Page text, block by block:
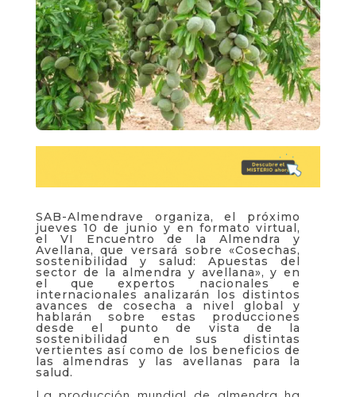
SAB-Almendrave organiza, el próximo
jueves 10 de junio y en formato virtual,
el VI Encuentro de la Almendra y
Avellana, que versará sobre «Cosechas,
sostenibilidad y salud: Apuestas del
sector de la almendra y avellana», y en
el que expertos nacionales e
internacionales analizarán los distintos
avances de cosecha a nivel global y
hablarán sobre estas producciones
desde el punto de vista de la
sostenibilidad en sus distintas
vertientes así como de los beneficios de
las almendras y las avellanas para la
salud.